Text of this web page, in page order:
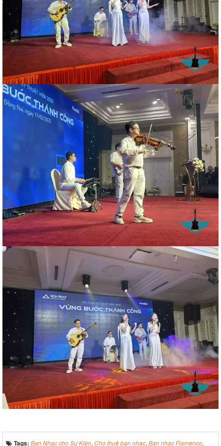
Tags: Ban Nhạc cho Sự Kiện, Cho thuê ban nhạc, Ban nhạc Flamenco,